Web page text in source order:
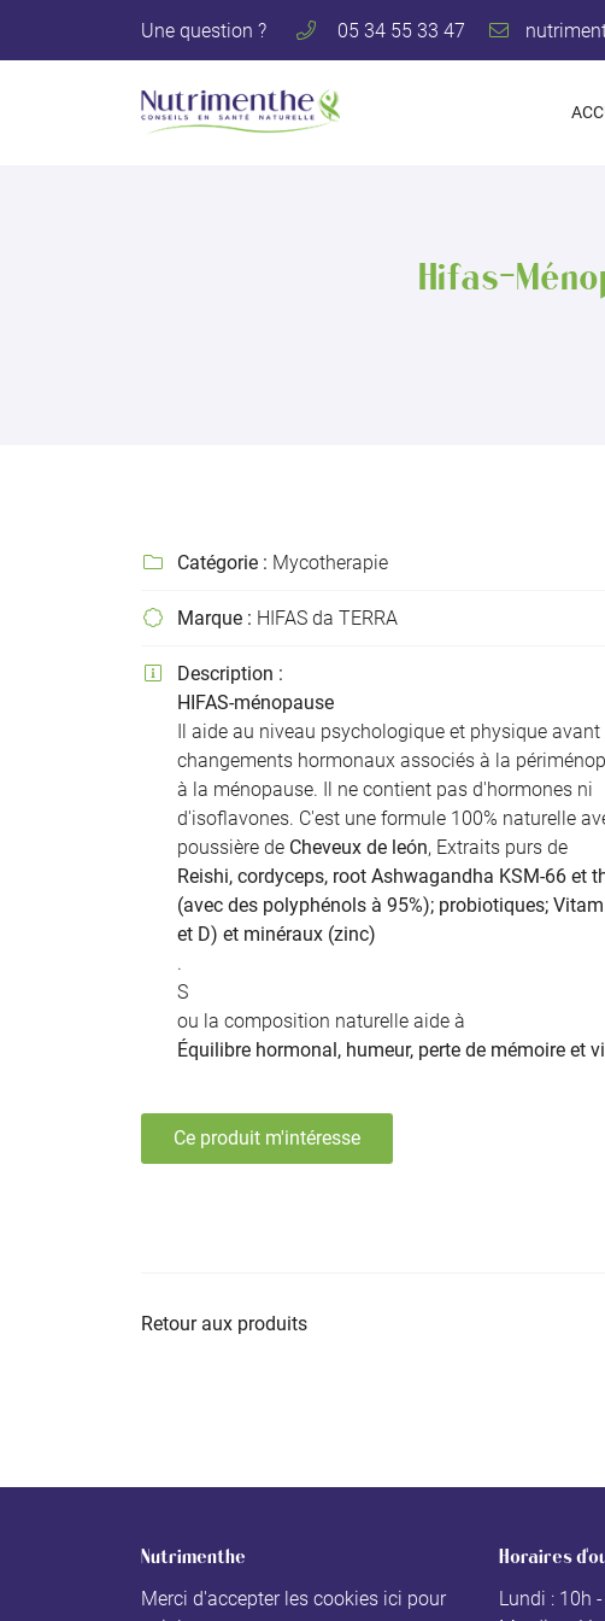
Une question ? 05 34 55 33 47
05 34 55 33 47
Recopier le code ci-contre
Rafraîchir le captcha
En cochant cette case, vous consentez à recevoir nos propositions commerciales à
l'adresse email indiqué ci-dessus. Vous pouvez vous désinscrire à tout moment en
le formulaire de désinscription.
Inscription
Hifas-
 Catégorie : Mycotherapie
 Marque : HIFAS da TERRA

Description :
HIFAS-ménopause
Il aide au niveau psychologique et physique avant
changements hormonaux associés à la
à la ménopause. Il ne contient pas d'hormones ni
d'isoflavones. C'est une formule 100% naturelle
poussière de Cheveux de león, Extraits purs de
Reishi, cordyceps, root Ashwagandha KSM-66 et
(avec des polyphénols à 95%); probiotiques;
et D) et minéraux (zinc)
.
S
ou la composition naturelle aide à
Équilibre hormonal, humeur, perte de mémoire et
Ce produit m'intéresse
Retour aux produits
Nutrimenthe
Merci d'accepter les cookies ici pour
Horaires
Lundi : 10h